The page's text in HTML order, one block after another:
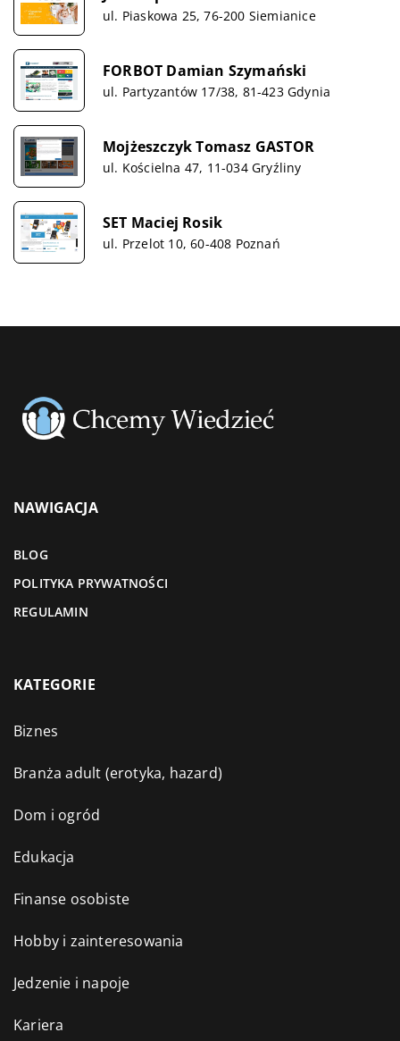
ul. Piaskowa 25, 76-200 Siemianice
FORBOT Damian Szymański
ul. Partyzantów 17/38, 81-423 Gdynia
Mojżeszczyk Tomasz GASTOR
ul. Kościelna 47, 11-034 Gryźliny
SET Maciej Rosik
ul. Przelot 10, 60-408 Poznań
NAWIGACJA
BLOG
POLITYKA PRYWATNOŚCI
REGULAMIN
KATEGORIE
Biznes
Branża adult (erotyka, hazard)
Dom i ogród
Edukacja
Finanse osobiste
Hobby i zainteresowania
Jedzenie i napoje
Kariera